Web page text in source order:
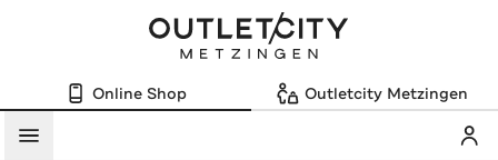
Online Shop Outletcity Metzingen
Menü